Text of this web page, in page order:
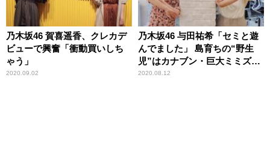
乃木坂46 賀喜遥香、クレカデ
ビューで興奮「衝動買いしち
ゃう」
2020.09.02
乃木坂46 与田祐希「セミと遊
んでました」 島育ちの“野生
児”はカナブン・巨大ミミズも
大丈夫
2020.08.12